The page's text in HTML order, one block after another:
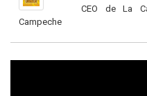
CEO de La
Campeche